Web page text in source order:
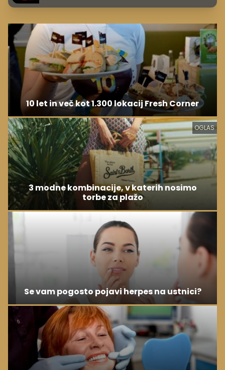
10 let in več kot 1.300 lokacij Fresh Corner
OGLAS
3 modne kombinacije, v katerih nosimo
torbe za plažo
Se vam pogosto pojavi herpes na ustnici?